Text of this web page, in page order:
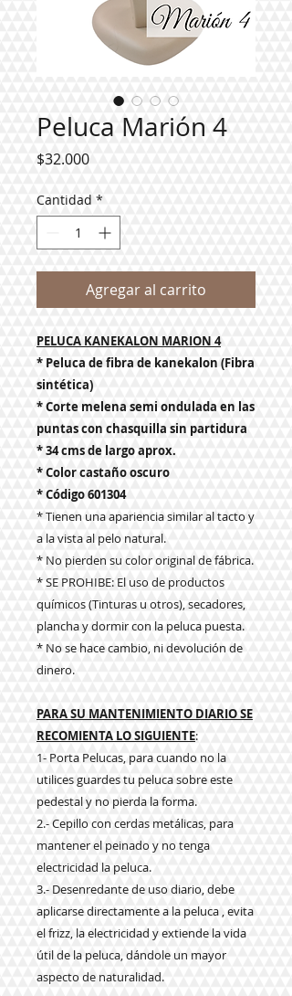
Peluca Marión 4
$32.000Precio
Cantidad *
Agregar al carrito
PELUCA KANEKALON MARION 4
* Peluca de fibra de kanekalon (Fibra
sintética)
* Corte melena semi ondulada en las
puntas con chasquilla sin partidura
* 34 cms de largo aprox.
* Color castaño oscuro
* Código 601304
* Tienen una apariencia similar al tacto y
a la vista al pelo natural.
* No pierden su color original de fábrica.
* SE PROHIBE: El uso de productos
químicos (Tinturas u otros), secadores,
plancha y dormir con la peluca puesta.
* No se hace cambio, ni devolución de
dinero.
PARA SU MANTENIMIENTO DIARIO SE
RECOMIENTA LO SIGUIENTE:
1- Porta Pelucas, para cuando no la
utilices guardes tu peluca sobre este
pedestal y no pierda la forma.
2.- Cepillo con cerdas metálicas, para
mantener el peinado y no tenga
electricidad la peluca.
3.- Desenredante de uso diario, debe
aplicarse directamente a la peluca , evita
el frizz, la electricidad y extiende la vida
útil de la peluca, dándole un mayor
aspecto de naturalidad.